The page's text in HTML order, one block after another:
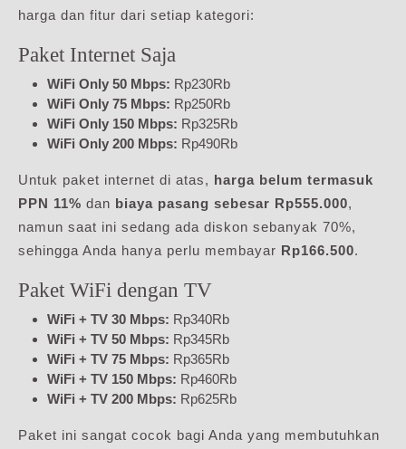
harga dan fitur dari setiap kategori:
Paket Internet Saja
WiFi Only 50 Mbps: Rp230Rb
WiFi Only 75 Mbps: Rp250Rb
WiFi Only 150 Mbps: Rp325Rb
WiFi Only 200 Mbps: Rp490Rb
Untuk paket internet di atas, harga belum termasuk
PPN 11% dan biaya pasang sebesar Rp555.000,
namun saat ini sedang ada diskon sebanyak 70%,
sehingga Anda hanya perlu membayar Rp166.500.
Paket WiFi dengan TV
WiFi + TV 30 Mbps: Rp340Rb
WiFi + TV 50 Mbps: Rp345Rb
WiFi + TV 75 Mbps: Rp365Rb
WiFi + TV 150 Mbps: Rp460Rb
WiFi + TV 200 Mbps: Rp625Rb
Paket ini sangat cocok bagi Anda yang membutuhkan